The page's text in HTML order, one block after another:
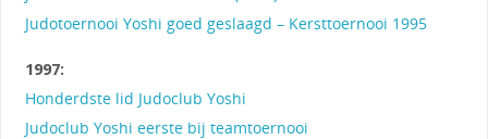
Judotoernooi Yoshi goed geslaagd – Kersttoernooi 1995
1997:
Honderdste lid Judoclub Yoshi
Judoclub Yoshi eerste bij teamtoernooi